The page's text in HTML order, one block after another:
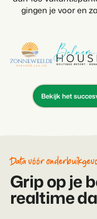
gingen je voor en
Bekijk het
Data vóór
Grip op je
realtime